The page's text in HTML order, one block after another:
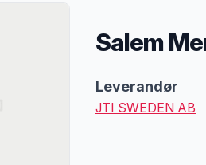
Salem
Leverandør
JTI SWEDEN AB